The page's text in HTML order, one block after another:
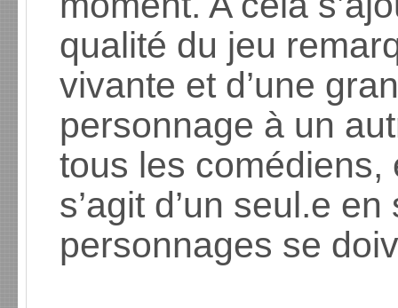
qualité du jeu
vivante et d’une
personnage à un
tous les comédiens,
s’agit d’un seul.e
personnages se